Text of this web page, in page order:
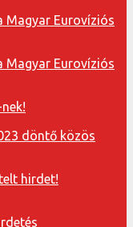
Magyar Eurovíziós
Magyar Eurovíziós
döntő közös
hirdet!